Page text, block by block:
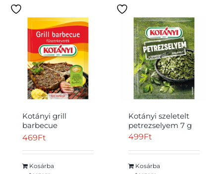
Kotányi grill
barbecue
fűszerkeverék 30 g
469Ft
Kosárba
Kotányi szeletelt
petrezselyem 7 g
499Ft
Kosárba